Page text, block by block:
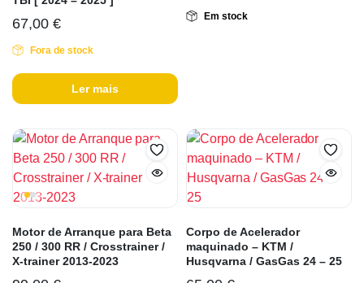
67,00 €
Fora de stock
Ler mais
Em stock
Motor de Arranque para Beta
250 / 300 RR / Crosstrainer /
X-trainer 2013-2023
Corpo de Acelerador
maquinado – KTM /
Husqvarna / GasGas 24 – 25